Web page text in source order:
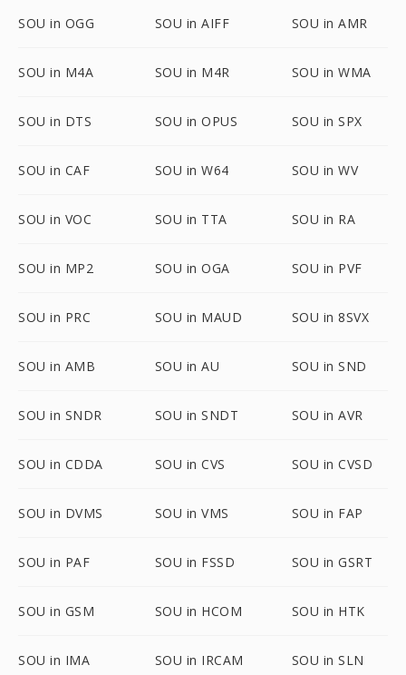
SOU in OGG SOU in AIFF SOU in AMR
SOU in M4A SOU in M4R SOU in WMA
SOU in DTS SOU in OPUS SOU in SPX
SOU in CAF SOU in W64 SOU in WV
SOU in VOC SOU in TTA SOU in RA
SOU in MP2 SOU in OGA SOU in PVF
SOU in PRC SOU in MAUD SOU in 8SVX
SOU in AMB SOU in AU SOU in SND
SOU in SNDR SOU in SNDT SOU in AVR
SOU in CDDA SOU in CVS SOU in CVSD
SOU in DVMS SOU in VMS SOU in FAP
SOU in PAF SOU in FSSD SOU in GSRT
SOU in GSM SOU in HCOM SOU in HTK
SOU in IMA SOU in IRCAM SOU in SLN